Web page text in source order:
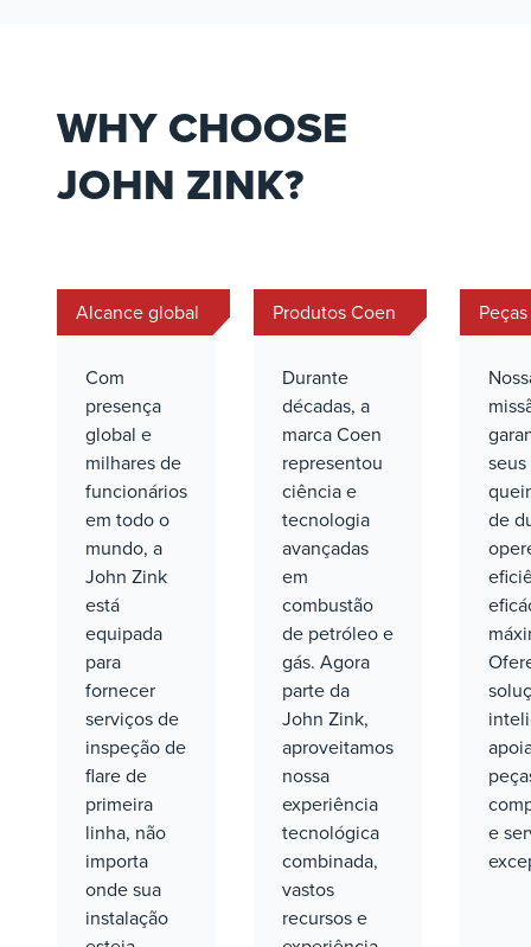
WHY CHOOSE
JOHN ZINK?
Alcance global
Com
presença
global e
milhares de
funcionários
em todo o
mundo, a
John Zink
está
equipada
para
fornecer
serviços de
inspeção de
flare de
primeira
linha, não
importa
onde sua
instalação
Produtos Coen
Durante
décadas, a
marca Coen
representou
ciência e
tecnologia
avançadas
em
combustão
de petróleo e
gás. Agora
parte da
John Zink,
aproveitamos
nossa
experiência
tecnológica
combinada,
vastos
recursos e
seus
de
e